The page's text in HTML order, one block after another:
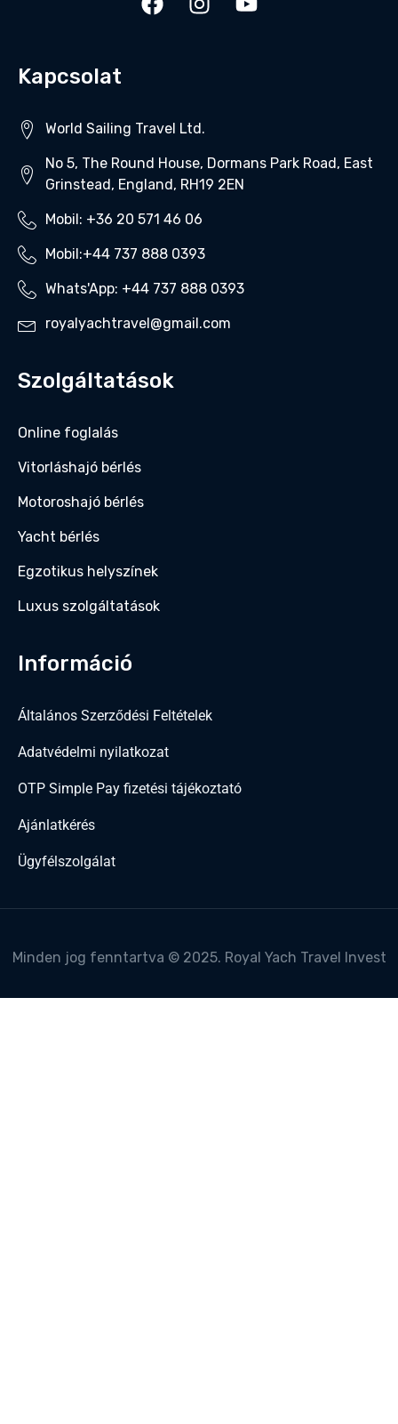
Kapcsolat
World Sailing Travel Ltd.
No 5, The Round House, Dormans Park Road, East
Grinstead, England, RH19 2EN
Mobil: +36 20 571 46 06‬
Mobil:+44 737 888 0393‬
Whats'App: +44 737 888 0393‬
royalyachtravel@gmail.com
Szolgáltatások
Online foglalás
Vitorláshajó bérlés
Motoroshajó bérlés
Yacht bérlés
Egzotikus helyszínek
Luxus szolgáltatások
Információ
Általános Szerződési Feltételek
Adatvédelmi nyilatkozat
OTP Simple Pay fizetési tájékoztató
Ajánlatkérés
Ügyfélszolgálat
Minden jog fenntartva © 2025. Royal Yach Travel Invest